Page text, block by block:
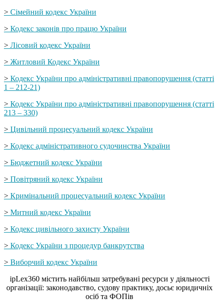
> Сімейний кодекс України
> Кодекс законів про працю України
> Лісовий кодекс України
> Житловий Кодекс України
> Кодекс України про адміністративні правопорушення (статті
1 – 212-21)
> Кодекс України про адміністративні правопорушення (статті
213 – 330)
> Цивільний процесуальний кодекс України
> Кодекс адміністративного судочинства України
> Бюджетний кодекс України
> Повітряний кодекс України
> Кримінальний процесуальний кодекс України
> Митний кодекс України
> Кодекс цивільного захисту України
> Кодекс України з процедур банкрутства
> Виборчий кодекс України
ipLex360 містить найбільш затребувані ресурси у діяльності
організації: законодавство, судову практику, досьє юридичніх
осіб та ФОПів